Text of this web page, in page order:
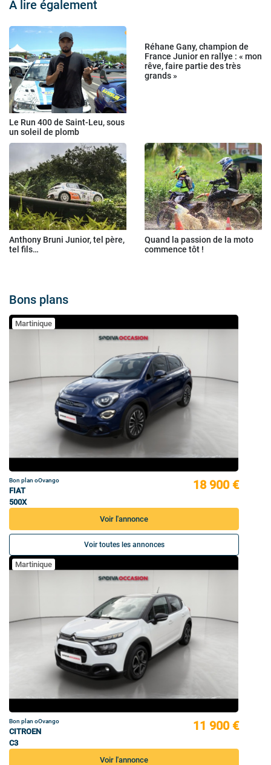
À lire également
Le Run 400 de Saint-Leu, sous
un soleil de plomb
Réhane Gany, champion de
France Junior en rallye : « mon
rêve, faire partie des très
grands »
Anthony Bruni Junior, tel père,
tel fils…
Quand la passion de la moto
commence tôt !
Bons plans
Martinique
Bon plan oOvango
FIAT
500X
18 900 €
Voir l'annonce
Voir toutes les annonces
Martinique
Bon plan oOvango
CITROEN
C3
11 900 €
Voir l'annonce